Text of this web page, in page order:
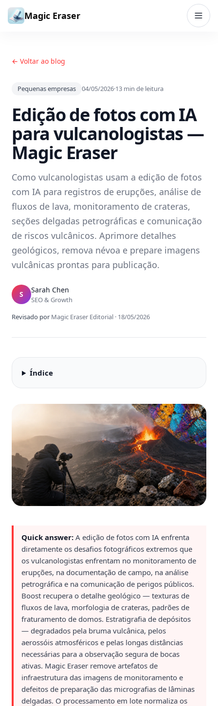
Ir para o conteúdo
Magic Eraser
← Voltar ao blog
Pequenas empresas 04/05/2026·13 min de leitura
Edição de fotos com IA
para vulcanologistas —
Magic Eraser
Como vulcanologistas usam a edição de fotos
com IA para registros de erupções, análise de
fluxos de lava, monitoramento de crateras,
seções delgadas petrográficas e comunicação
de riscos vulcânicos. Aprimore detalhes
geológicos, remova névoa e prepare imagens
vulcânicas prontas para publicação.
S Sarah Chen
SEO & Growth
Revisado por Magic Eraser Editorial · 18/05/2026
Índice
Quick answer: A edição de fotos com IA enfrenta
diretamente os desafios fotográficos extremos que
os vulcanologistas enfrentam no monitoramento de
erupções, na documentação de campo, na análise
petrográfica e na comunicação de perigos públicos.
Boost recupera o detalhe geológico — texturas de
fluxos de lava, morfologia de crateras, padrões de
fraturamento de domos. Estratigrafia de depósitos
— degradados pela bruma vulcânica, pelos
aerossóis atmosféricos e pelas longas distâncias
necessárias para a observação segura de bocas
ativas. Magic Eraser remove artefatos de
infraestrutura das imagens de monitoramento e
defeitos de preparação das micrografias de lâminas
delgadas. O processamento em lote normaliza os